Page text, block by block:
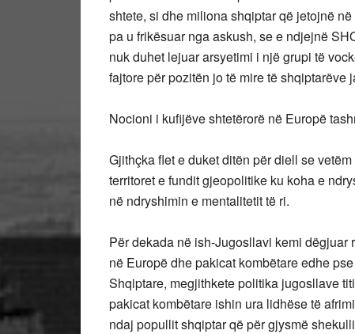
shtete, si dhe miliona shqiptar që jetojnë
pa u frikësuar nga askush, se e ndjejnë
nuk duhet lejuar arsyetimi i një grupi të
fajtore për pozitën jo të mire të shqiptarëve
Nocioni i kufijëve shtetërorë në Europë
Gjithçka flet e duket ditën për diell se
territoret e fundit gjeopolitike ku koha e
në ndryshimin e mentalitetit të ri.
Për dekada në ish-Jugosllavi kemi
në Europë dhe pakicat kombëtare edhe
Shqiptare, megjithkete politika jugosllave
pakicat kombëtare ishin ura lidhëse të
ndaj popullit shqiptar që për gjysmë